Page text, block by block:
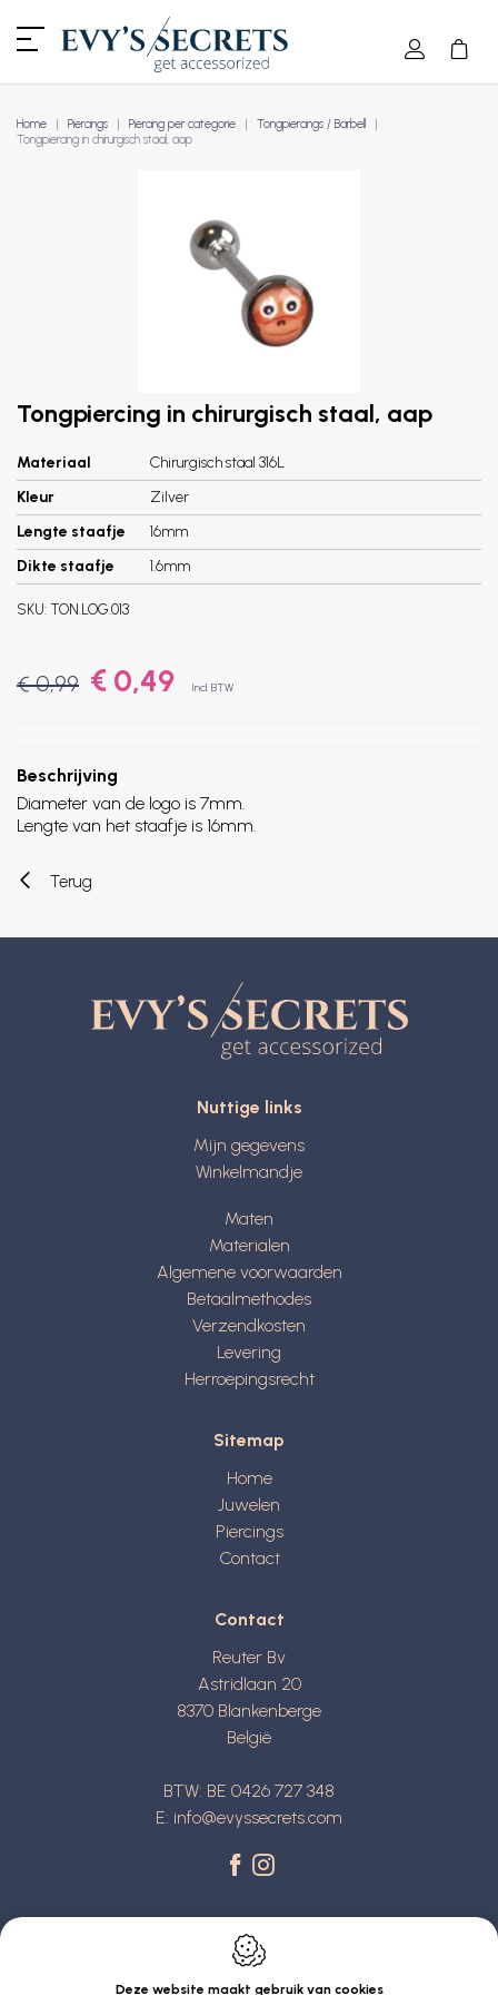
Home Piercings Piercing per categorie
Tongpiercings / Barbell
Tongpiercing in chirurgisch staal, aap
Tongpiercing in chirurgisch staal, aap
Materiaal
Chirurgisch staal 316L
Kleur
Zilver
Lengte staafje
16mm
Dikte staafje
1.6mm
SKU: TON.LOG.013
€ 0,99 € 0,49 Incl. BTW
Beschrijving
Diameter van de logo is 7mm.
Lengte van het staafje is 16mm.
Terug
Nuttige links
Mijn gegevens
Winkelmandje
Maten
Materialen
Algemene voorwaarden
Betaalmethodes
Verzendkosten
Levering
Herroepingsrecht
Sitemap
Home
Juwelen
Piercings
Contact
Contact
Reuter Bv
Astridlaan 20
8370 Blankenberge
België
BTW: BE 0426 727 348
E: info@evyssecrets.com
Deze website maakt gebruik van cookies